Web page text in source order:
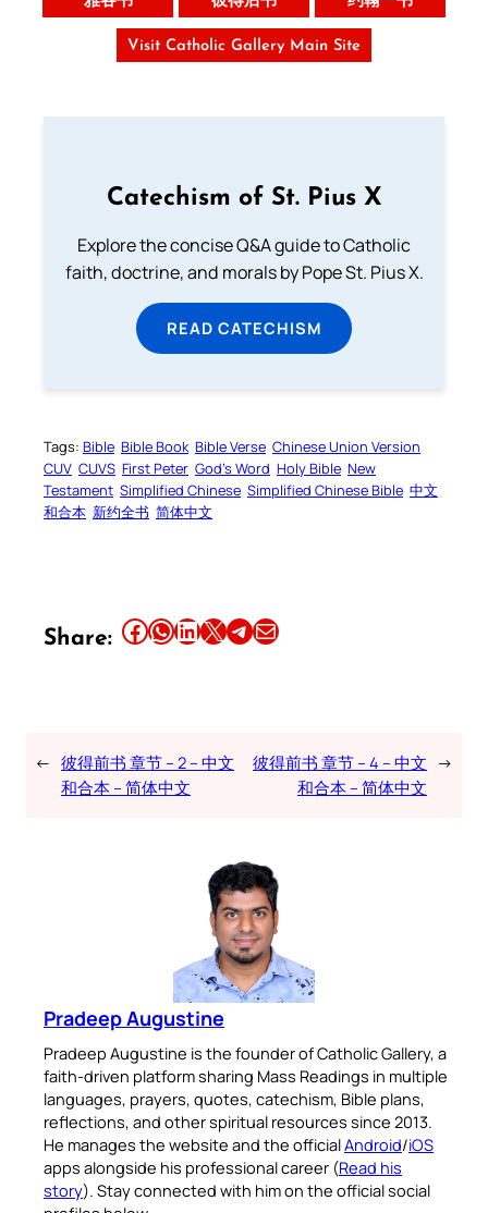
Visit Catholic Gallery Main Site
Catechism of St. Pius X
Explore the concise Q&A guide to Catholic
faith, doctrine, and morals by Pope St. Pius X.
READ CATECHISM
Tags: Bible Bible Book Bible Verse Chinese Union Version
CUV CUVS First Peter God’s Word Holy Bible New
Testament Simplified Chinese Simplified Chinese Bible 中文
和合本 新约全书 简体中文
Share: Share this article on Facebook Share this article on WhatsApp Share this article on LinkedIn Share this article on X Share this article on TelegramEmail this Article
← 彼得前书 章节 – 2 – 中文
和合本 – 简体中文
彼得前书 章节 – 4 – 中文
和合本 – 简体中文
→
Pradeep Augustine
Pradeep Augustine is the founder of Catholic Gallery, a
faith-driven platform sharing Mass Readings in multiple
languages, prayers, quotes, catechism, Bible plans,
reflections, and other spiritual resources since 2013.
He manages the website and the officialAndroid/iOS
apps alongside his professional career (Read his
story). Stay connected with him on the official social